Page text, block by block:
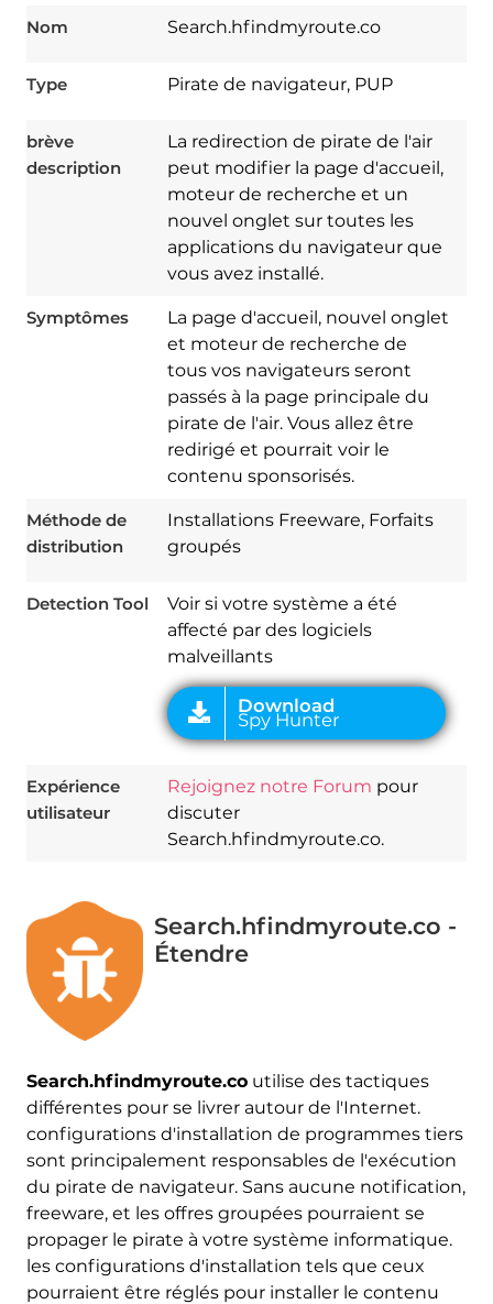
Nom Search.hfindmyroute.co
Type Pirate de navigateur, PUP
brève
description
La redirection de pirate de l'air
peut modifier la page d'accueil,
moteur de recherche et un
nouvel onglet sur toutes les
applications du navigateur que
vous avez installé.
Symptômes
La page d'accueil, nouvel onglet
et moteur de recherche de
tous vos navigateurs seront
passés à la page principale du
pirate de l'air. Vous allez être
redirigé et pourrait voir le
contenu sponsorisés.
Méthode de
distribution
Installations Freeware, Forfaits
groupés
Detection Tool
Voir si votre système a été
affecté par des logiciels
malveillants
Download
Spy Hunter
Expérience
utilisateur
Rejoignez notre Forum pour
discuter
Search.hfindmyroute.co.
Search.hfindmyroute.co -
Étendre
Search.hfindmyroute.coutilise des tactiques
différentes pour se livrer autour de l'Internet.
configurations d'installation de programmes tiers
sont principalement responsables de l'exécution
du pirate de navigateur. Sans aucune notification,
freeware, et les offres groupées pourraient se
propager le pirate à votre système informatique.
les configurations d'installation tels que ceux
pourraient être réglés pour installer le contenu